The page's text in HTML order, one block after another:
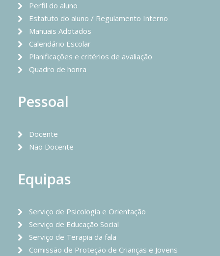
Perfil do aluno
Estatuto do aluno / Regulamento Interno
Manuais Adotados
Calendário Escolar
Planificações e critérios de avaliação
Quadro de honra
Pessoal
Docente
Não Docente
Equipas
Serviço de Psicologia e Orientação
Serviço de Educação Social
Serviço de Terapia da fala
Comissão de Proteção de Crianças e Jovens